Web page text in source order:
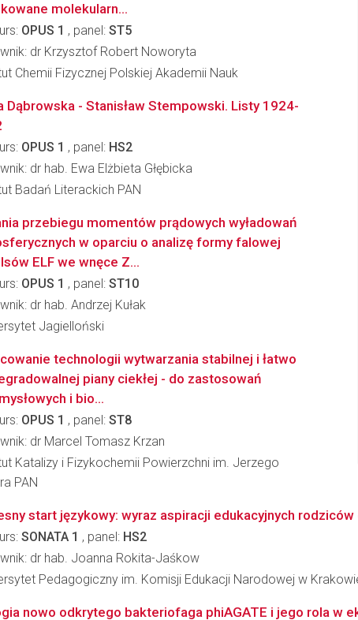
molekularn...
OPUS 1 , panel: ST5
dr Krzysztof Robert Noworyta
Chemii Fizycznej Polskiej Akademii Nauk
Dąbrowska - Stanisław Stempowski. Listy 1924-
OPUS 1 , panel: HS2
dr hab. Ewa Elżbieta Głębicka
Badań Literackich PAN
przebiegu momentów prądowych wyładowań
w oparciu o analizę formy falowej
ELF we wnęce Z...
OPUS 1 , panel: ST10
dr hab. Andrzej Kułak
Jagielloński
technologii wytwarzania stabilnej i łatwo
piany ciekłej - do zastosowań
i bio...
OPUS 1 , panel: ST8
dr Marcel Tomasz Krzan
Katalizy i Fizykochemii Powierzchni im. Jerzego
PAN
start językowy: wyraz aspiracji edukacyjnych
SONATA 1 , panel: HS2
dr hab. Joanna Rokita-Jaśkow
Pedagogiczny im. Komisji Edukacji Narodowej w
nowo odkrytego bakteriofaga phiAGATE i jego rola w